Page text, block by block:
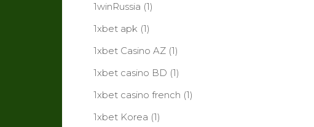
1winRussia (1)
1xbet apk (1)
1xbet Casino AZ(1)
1xbet casino BD (1)
1xbet casino french (1)
1xbet Korea (1)